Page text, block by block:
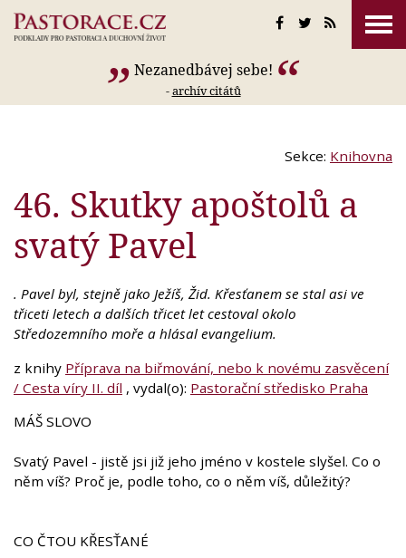
Nezanedbávej sebe!
-archív citátů
Sekce: Knihovna
46. Skutky apoštolů a
svatý Pavel
. Pavel byl, stejně jako Ježíš, Žid. Křesťanem se stal asi ve
třiceti letech a dalších třicet let cestoval okolo
Středozemního moře a hlásal evangelium.
z knihy Příprava na biřmování, nebo k novému zasvěcení
/ Cesta víry II. díl , vydal(o): Pastorační středisko Praha
MÁŠ SLOVO
Svatý Pavel - jistě jsi již jeho jméno v kostele slyšel. Co o
něm víš? Proč je, podle toho, co o něm víš, důležitý?
CO ČTOU KŘESŤANÉ